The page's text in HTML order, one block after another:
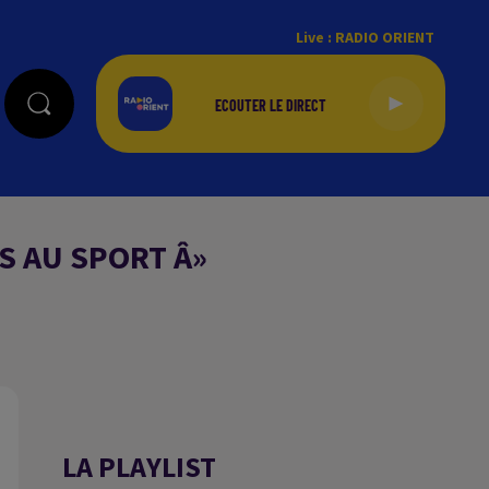
Live : RADIO ORIENT
AU SPORT Â»
LA PLAYLIST